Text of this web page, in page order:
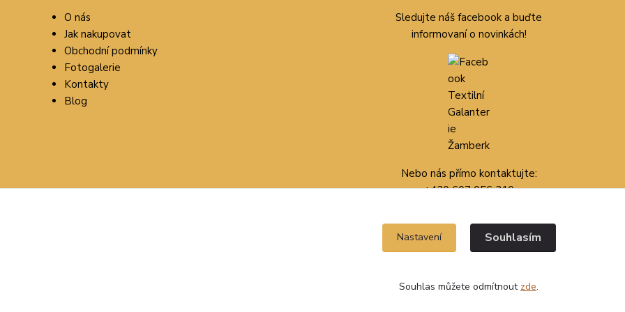
O nás
Jak nakupovat
Obchodní podmínky
Fotogalerie
Kontakty
Blog
Sledujte náš facebook a buďte
informovaní o novinkách!
Nebo nás přímo kontaktujte:
+420 607 056 210
Nastavení Souhlasím
Souhlas můžete odmítnout zde.